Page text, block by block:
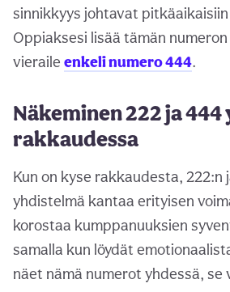
sinnikkyys johtavat
Oppiaksesi lisää tämän
vieraile enkeli numero 444.
Näkeminen 222 ja 444
rakkaudessa
Kun on kyse rakkaudesta, 222:n
yhdistelmä kantaa erityisen
korostaa kumppanuuksien
samalla kun löydät
näet nämä numerot yhdessä,